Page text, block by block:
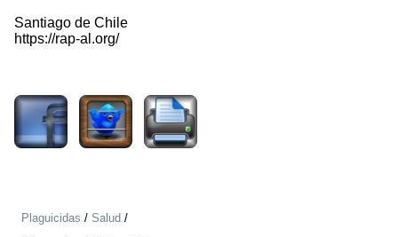
Santiago de Chile
https://rap-al.org/
Plaguicidas / Salud /